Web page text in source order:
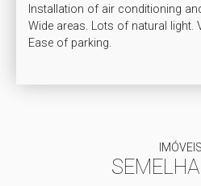
Installation of air conditioning
Wide areas. Lots of natural light.
IMÓVEIS